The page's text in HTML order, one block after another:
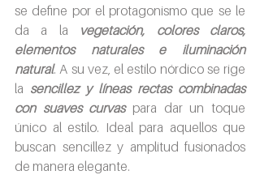
se define por el protagonismo que se le
da a la
vegetación, colores claros,
elementos naturales e iluminación
natural. A su vez, el estilo nórdico se rige
la sencillez y líneas rectas combinadas
con suaves curvas para dar un toque
único al estilo. Ideal para aquellos que
buscan sencillez y amplitud fusionados
de manera elegante.